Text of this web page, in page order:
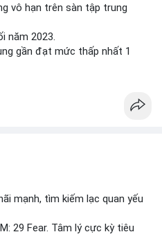
vô hạn trên sàn tập trung
năm 2023.
gần đạt mức thấp nhất 1
mạnh, tìm kiếm lạc quan yếu
29 Fear. Tâm lý cực kỳ tiêu